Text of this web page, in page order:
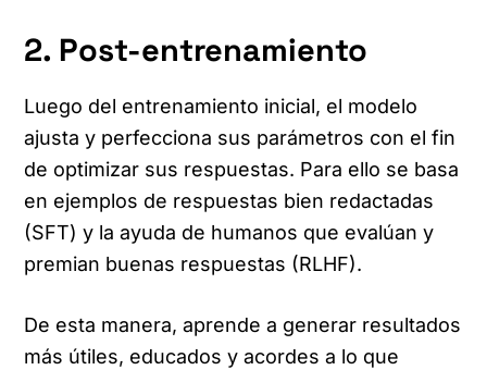
2. Post-entrenamiento
Luego del entrenamiento inicial, el modelo
ajusta y perfecciona sus parámetros con el fin
de optimizar sus respuestas. Para ello se basa
en ejemplos de respuestas bien redactadas
(SFT) y la ayuda de humanos que evalúan y
premian buenas respuestas (RLHF).
De esta manera, aprende a generar resultados
más útiles, educados y acordes a lo que